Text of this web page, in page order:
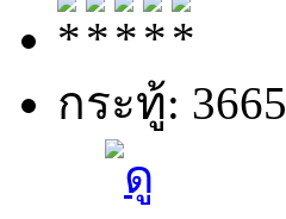
กระทู้: 3665